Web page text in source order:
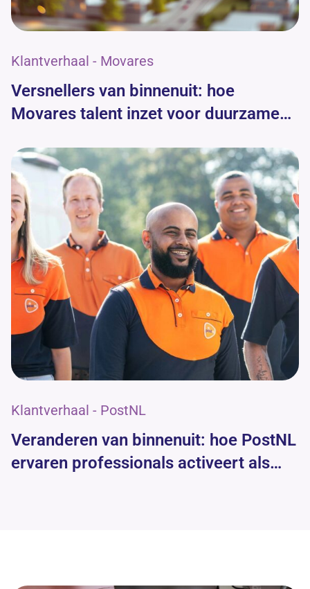
Klantverhaal - Movares
Versnellers van binnenuit: hoe
Movares talent inzet voor duurzame
Klantverhaal - PostNL
Veranderen van binnenuit: hoe PostNL
ervaren professionals activeert als